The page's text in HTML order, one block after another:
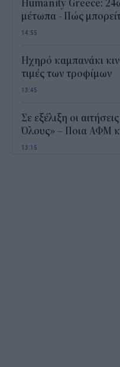
Humanity Greece:
μέτωπα - Πώς
14:55
Ηχηρό καμπανάκι
τιμές των τροφίμων
13:45
Σε εξέλιξη οι
Όλους» – Ποια ΑΦΜ
13:15